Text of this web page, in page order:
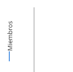
Miembros